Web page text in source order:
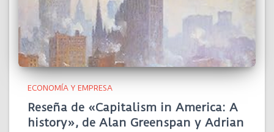
ECONOMÍA Y EMPRESA
Reseña de «Capitalism in America: A
history», de Alan Greenspan y Adrian